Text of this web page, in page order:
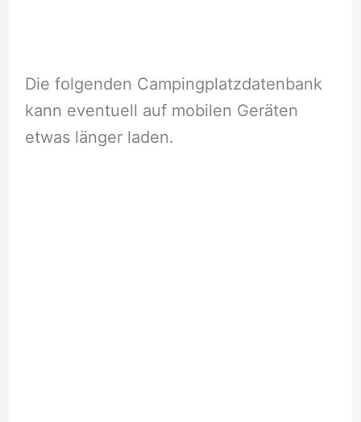
Die folgenden Campingplatzdatenbank
kann eventuell auf mobilen Geräten
etwas länger laden.